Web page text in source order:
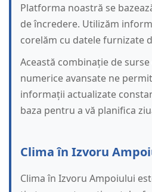
Platforma noastră se
de încredere. Utilizăm
corelăm cu datele furnizate
Această combinație de
numerice avansate ne
informații actualizate
baza pentru a vă planifica
Clima în Izvoru
Clima în Izvoru Ampoiului